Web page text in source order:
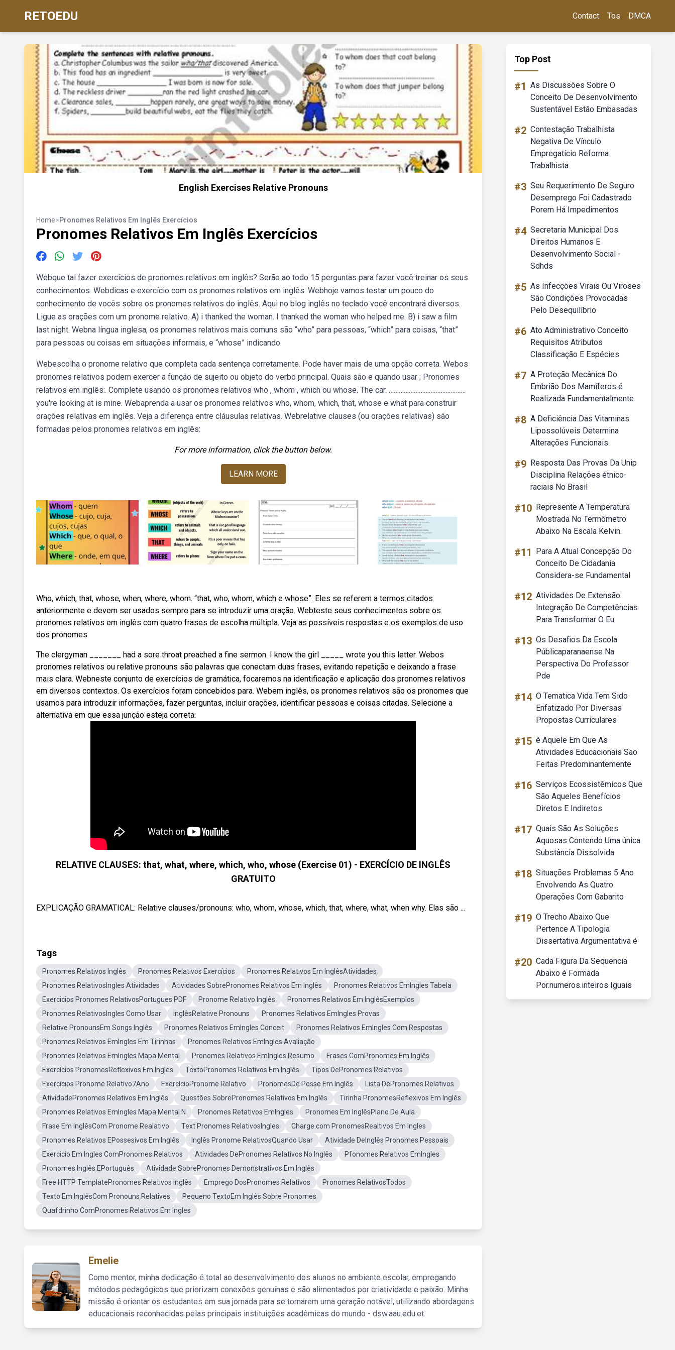
RETOEDU Contact Tos DMCA
English Exercises Relative Pronouns
Home>Pronomes Relativos Em Inglês Exercícios
Pronomes Relativos Em Inglês Exercícios
Webque tal fazer exercícios de pronomes relativos em inglês? Serão ao todo 15 perguntas para fazer você treinar os seus
conhecimentos. Webdicas e exercício com os pronomes relativos em inglês. Webhoje vamos testar um pouco do
conhecimento de vocês sobre os pronomes relativos do inglês. Aqui no blog inglês no teclado você encontrará diversos.
Ligue as orações com um pronome relativo. A) i thanked the woman. I thanked the woman who helped me. B) i saw a film
last night. Webna língua inglesa, os pronomes relativos mais comuns são “who” para pessoas, “which” para coisas, “that”
para pessoas ou coisas em situações informais, e “whose” indicando.
Webescolha o pronome relativo que completa cada sentença corretamente. Pode haver mais de uma opção correta. Webos
pronomes relativos podem exercer a função de sujeito ou objeto do verbo principal. Quais são e quando usar ; Pronomes
relativos em inglês:. Complete usando os pronomes relativos who , whom , which ou whose. The car. ……………………………………….
you're looking at is mine. Webaprenda a usar os pronomes relativos who, whom, which, that, whose e what para construir
orações relativas em inglês. Veja a diferença entre cláusulas relativas. Webrelative clauses (ou orações relativas) são
formadas pelos pronomes relativos em inglês:
For more information, click the button below.
LEARN MORE
Who, which, that, whose, when, where, whom. “that, who, whom, which e whose”. Eles se referem a termos citados
anteriormente e devem ser usados sempre para se introduzir uma oração. Webteste seus conhecimentos sobre os
pronomes relativos em inglês com quatro frases de escolha múltipla. Veja as possíveis respostas e os exemplos de uso
dos pronomes.
The clergyman _______ had a sore throat preached a fine sermon. I know the girl _____ wrote you this letter. Webos
pronomes relativos ou relative pronouns são palavras que conectam duas frases, evitando repetição e deixando a frase
mais clara. Webneste conjunto de exercícios de gramática, focaremos na identificação e aplicação dos pronomes relativos
em diversos contextos. Os exercícios foram concebidos para. Webem inglês, os pronomes relativos são os pronomes que
usamos para introduzir informações, fazer perguntas, incluir orações, identificar pessoas e coisas citadas. Selecione a
alternativa em que essa junção esteja correta:
RELATIVE CLAUSES: that, what, where, which, who, whose (Exercise 01) - EXERCÍCIO DE INGLÊS
GRATUITO
EXPLICAÇÃO GRAMATICAL: Relative clauses/pronouns: who, whom, whose, which, that, where, what, when why. Elas são ...
Tags
Pronomes Relativos Inglês Pronomes Relativos Exercícios
Pronomes Relativos Em InglêsAtividades
Pronomes RelativosIngles Atividades
Atividades SobrePronomes Relativos Em Inglês
Pronomes Relativos EmIngles Tabela
Exercicios Pronomes RelativosPortugues PDF
Pronome Relativo Inglês
Pronomes Relativos Em InglêsExemplos
Pronomes RelativosIngles Como Usar
InglêsRelative Pronouns
Pronomes Relativos EmIngles Provas
Relative PronounsEm Songs Inglês
Pronomes Relativos EmIngles Conceit
Pronomes Relativos EmIngles Com Respostas
Pronomes Relativos EmIngles Em Tirinhas
Pronomes Relativos EmIngles Avaliação
Pronomes Relativos EmIngles Mapa Mental
Pronomes Relativos EmIngles Resumo
Frases ComPronomes Em Inglês
Exercícios PronomesReflexivos Em Ingles
TextoPronomes Relativos Em Inglês
Tipos DePronomes Relativos
Exercicios Pronome Relativo7Ano
ExercícioPronome Relativo PronomesDe Posse Em Inglês
Lista DePronomes Relativos
AtividadePronomes Relativos Em Inglês
Questões SobrePronomes Relativos Em Inglês
Tirinha PronomesReflexivos Em Inglês
Pronomes Relativos EmIngles Mapa Mental N
Pronomes Retativos EmIngles
Pronomes Em InglêsPlano De Aula
Frase Em InglêsCom Pronome Realativo
Text Pronomes RelativosIngles
Charge.com PronomesRealtivos Em Ingles
Pronomes Relativos EPossesivos Em Inglês
Inglês Pronome RelativosQuando Usar
Atividade DeInglês Pronomes Pessoais
Exercicio Em Ingles ComPronomes Relativos
Atividades DePronomes Relativos No Inglês
Pfonomes Relativos EmIngles
Pronomes Inglês EPortuguês
Atividade SobrePronomes Demonstrativos Em Inglês
Free HTTP TemplatePronomes Relativos Inglês
Emprego DosPronomes Relativos
Pronomes RelativosTodos
Texto Em InglêsCom Pronouns Relatives
Pequeno TextoEm Inglês Sobre Pronomes
Quafdrinho ComPronomes Relativos Em Ingles
Emelie
Como mentor, minha dedicação é total ao desenvolvimento dos alunos no ambiente escolar, empregando
métodos pedagógicos que priorizam conexões genuínas e são alimentados por criatividade e paixão. Minha
missão é orientar os estudantes em sua jornada para se tornarem uma geração notável, utilizando abordagens
educacionais reconhecidas pelas principais instituições acadêmicas do mundo - dsw.aau.edu.et.
Top Post
#1 As Discussões Sobre O
Conceito De Desenvolvimento
Sustentável Estão Embasadas
#2 Contestação Trabalhista
Negativa De Vínculo
Empregatício Reforma
Trabalhista
#3 Seu Requerimento De Seguro
Desemprego Foi Cadastrado
Porem Há Impedimentos
#4 Secretaria Municipal Dos
Direitos Humanos E
Desenvolvimento Social -
Sdhds
#5 As Infecções Virais Ou Viroses
São Condições Provocadas
Pelo Desequilíbrio
#6 Ato Administrativo Conceito
Requisitos Atributos
Classificação E Espécies
#7 A Proteção Mecânica Do
Embrião Dos Mamíferos é
Realizada Fundamentalmente
#8 A Deficiência Das Vitaminas
Lipossolúveis Determina
Alterações Funcionais
#9 Resposta Das Provas Da Unip
Disciplina Relações étnico-
raciais No Brasil
#10 Represente A Temperatura
Mostrada No Termômetro
Abaixo Na Escala Kelvin.
#11
Para A Atual Concepção Do
Conceito De Cidadania
Considera-se Fundamental
#12 Atividades De Extensão:
Integração De Competências
Para Transformar O Eu
#13 Os Desafios Da Escola
Públicaparanaense Na
Perspectiva Do Professor
Pde
#14 O Tematica Vida Tem Sido
Enfatizado Por Diversas
Propostas Curriculares
#15 é Aquele Em Que As
Atividades Educacionais Sao
Feitas Predominantemente
#16 Serviços Ecossistêmicos Que
São Aqueles Benefícios
Diretos E Indiretos
#17 Quais São As Soluções
Aquosas Contendo Uma única
Substância Dissolvida
#18 Situações Problemas 5 Ano
Envolvendo As Quatro
Operações Com Gabarito
#19 O Trecho Abaixo Que
Pertence A Tipologia
Dissertativa Argumentativa é
#20 Cada Figura Da Sequencia
Abaixo é Formada
Por.numeros.inteiros Iguais